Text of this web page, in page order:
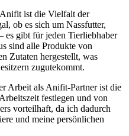
ist ⁢die⁣ Vielfalt der
ob es sich um ⁢Nassfutter,
​es gibt für jeden⁤ Tierliebhaber​
sind ⁢alle⁢ Produkte von
‍Zutaten hergestellt, was
zugutekommt.
Arbeit als Anifit-Partner ist die
festlegen‌ und ⁣von
vorteilhaft, da‍ ich dadurch​
und ‌meine persönlichen